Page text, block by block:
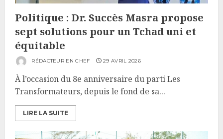
Politique : Dr. Succès Masra propose
sept solutions pour un Tchad uni et
équitable
RÉDACTEUR EN CHEF 29 AVRIL 2026
À l’occasion du 8e anniversaire du parti Les
Transformateurs, depuis le fond de sa...
LIRE LA SUITE